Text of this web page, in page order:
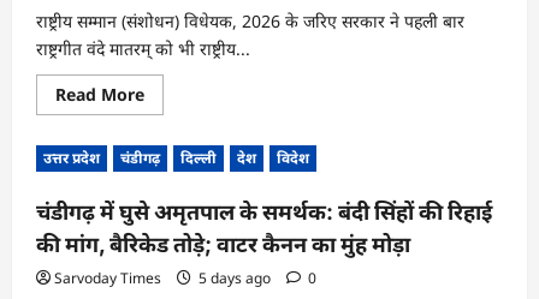
हैं,
छात्राएं
बोलीं-
₹2500
पर
ये
बात
राष्ट्रीय सम्मान (संशोधन) विधेयक, 2026 के जरिए सरकार ने पहली बार
राष्ट्रगीत वंदे मातरम् को भी राष्ट्रीय...
Read MoreRead
more
वंदे
मातरम्
के
पर
मिलेगी
कितने
की
उत्तर प्रदेश चंडीगढ़ दिल्ली देश विदेश
चंडीगढ़ में घुसे अमृतपाल के समर्थक: बंदी सिंहों की रिहाई
की मांग, बैरिकेड तोड़े; वाटर कैनन का मुंह मोड़ा
Sarvoday Times 5 days ago 0